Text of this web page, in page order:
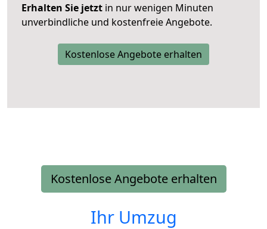
Erhalten Sie jetzt in nur wenigen Minuten
unverbindliche und kostenfreie Angebote.
Kostenlose Angebote erhalten
Kostenlose Angebote erhalten
Ihr Umzug